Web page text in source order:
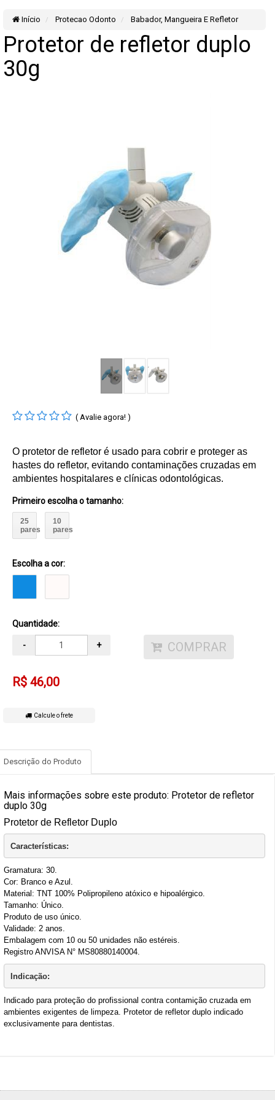
Início Protecao Odonto Babador, Mangueira E Refletor
Protetor de refletor duplo
30g
( Avalie agora! )
O protetor de refletor é usado para cobrir e proteger as
hastes do refletor, evitando contaminações cruzadas em
ambientes hospitalares e clínicas odontológicas.
Primeiro escolha o tamanho:
25
pares
10
pares
Escolha a cor:
Quantidade:
- + COMPRAR
R$ 46,00
Calcule o frete
Descrição do Produto
Mais informações sobre este produto: Protetor de refletor
duplo 30g
Protetor de Refletor Duplo
Características:
Gramatura: 30.
Cor: Branco e Azul.
Material: TNT 100% Polipropileno atóxico e hipoalérgico.
Tamanho: Único.
Produto de uso único.
Validade: 2 anos.
Embalagem com 10 ou 50 unidades não estéreis.
Registro ANVISA N° MS80880140004.
Indicação:
Indicado para proteção do profissional contra contamição cruzada em
ambientes exigentes de limpeza. Protetor de refletor duplo indicado
exclusivamente para dentistas.